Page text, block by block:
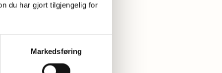
du har gjort tilgjengelig for
Markedsføring